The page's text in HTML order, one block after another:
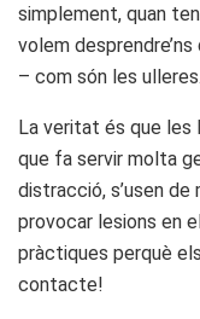
simplement, quan
volem
– com són les ulleres.
La veritat és que
que fa servir molta
distracció, s’usen de
provocar lesions en
pràctiques perquè
contacte!